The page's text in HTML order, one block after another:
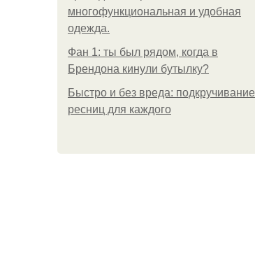
многофункциональная и удобная
одежда.
Фан 1: ты был рядом, когда в
Брендона кинули бутылку?
Быстро и без вреда: подкручивание
ресниц для каждого